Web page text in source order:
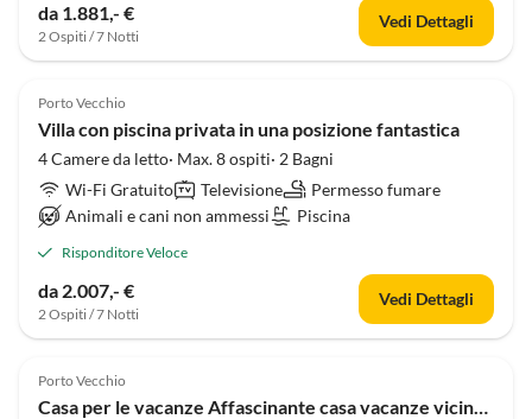
da 1.881,- €
2 Ospiti / 7 Notti
Vedi Dettagli
Porto Vecchio
Villa con piscina privata in una posizione fantastica
4 Camere da letto· Max. 8 ospiti· 2 Bagni
Wi-Fi Gratuito
Televisione
Permesso fumare
Animali e cani non ammessi
Piscina
Risponditore Veloce
da 2.007,- €
2 Ospiti / 7 Notti
Vedi Dettagli
Porto Vecchio
Casa per le vacanze Affascinante casa vacanze vicino alla spiaggia di Palombaggia